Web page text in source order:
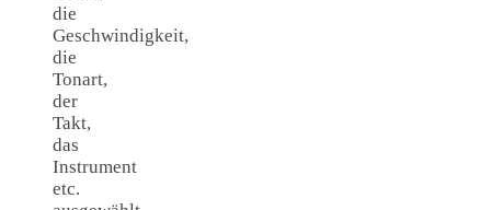
die
Geschwindigkeit,
die
Tonart,
der
Takt,
das
Instrument
etc.